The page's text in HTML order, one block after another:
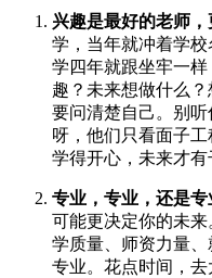
兴趣是最好的老师
学，当年就冲着学
学四年就跟坐牢一
趣？未来想做什么
要问清楚自己。别
呀，他们只看面子工
学得开心，未来才有
专业，专业，还是专
可能更决定你的未
学质量、师资力量
专业。花点时间，去